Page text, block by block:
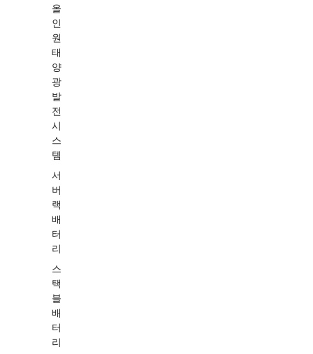
올
인
원
태
양
광
발
전
시
스
템
서
버
랙
배
터
리
스
택
블
배
터
리